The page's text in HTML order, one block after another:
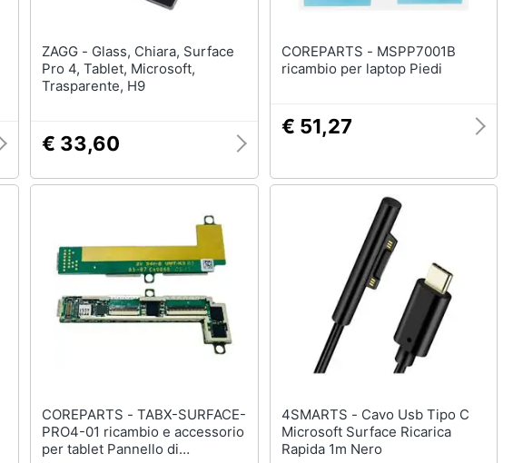
ZAGG - Glass, Chiara, Surface
Pro 4, Tablet, Microsoft,
Trasparente, H9
€ 33,60
COREPARTS - MSPP7001B
ricambio per laptop Piedi
€ 51,27
COREPARTS - TABX-SURFACE-
PRO4-01 ricambio e accessorio
per tablet Pannello di
4SMARTS - Cavo Usb Tipo C
Microsoft Surface Ricarica
Rapida 1m Nero